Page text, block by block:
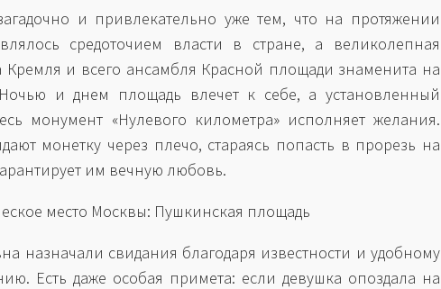
и привлекательно уже тем, что на протяжении
средоточием власти в стране, а великолепная
Кремля и всего ансамбля Красной площади знаменита на
и днем площадь влечет к себе, а установленный
монумент «Нулевого километра» исполняет желания.
монетку через плечо, стараясь попасть в прорезь на
им вечную любовь.
место Москвы: Пушкинская площадь
назначали свидания благодаря известности и удобному
Есть даже особая примета: если девушка опоздала на